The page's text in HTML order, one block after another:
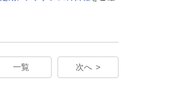
一覧 次へ